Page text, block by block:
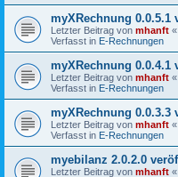
myXRechnung 0.0.5.1
Letzter Beitrag von mhanft «
Verfasst in E-Rechnungen
myXRechnung 0.0.4.1
Letzter Beitrag von mhanft «
Verfasst in E-Rechnungen
myXRechnung 0.0.3.3
Letzter Beitrag von mhanft «
Verfasst in E-Rechnungen
myebilanz 2.0.2.0
Letzter Beitrag von mhanft «